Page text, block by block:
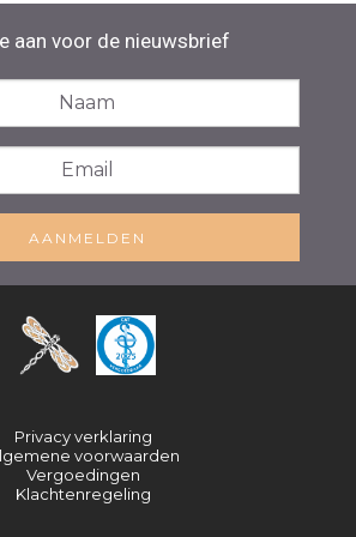
aan voor de nieuwsbrief
AANMELDEN
Privacy verklaring
voorwaarden
Vergoedingen
Klachtenregeling